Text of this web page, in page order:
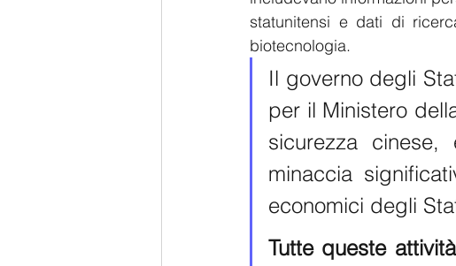
statunitensi e dati di
biotecnologia.
Il governo degli
per il Ministero
sicurezza
minaccia
economici degli
Tutte queste